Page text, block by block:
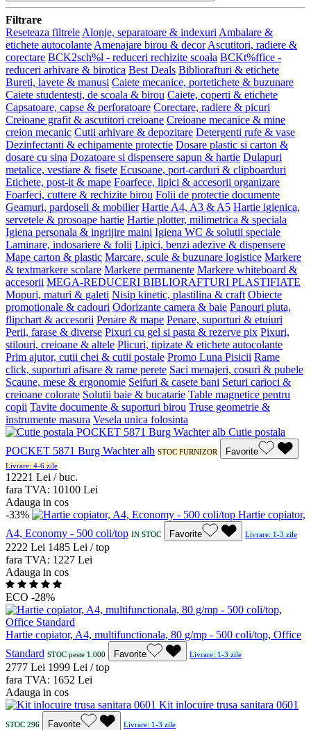
Filtrare
Reseteaza filtrele Alonje, separatoare & indexuri Ambalare &
etichete autocolante Amenajare birou & decor Ascutitori, radiere &
corectare BCK2sch%l - reduceri rechizite scoala BCKt%ffice -
reduceri arhivare & birotica Best Deals Bibliorafturi & etichete
Bureti, lavete & manusi Caiete mecanice, portetichete & buzunare
Caiete studentesti, de scoala & birou Caiete, coperti & etichete
Capsatoare, capse & perforatoare Corectare, radiere & picuri
Creioane grafit & ascutitori creioane Creioane mecanice & mine
creion mecanic Cutii arhivare & depozitare Detergenti rufe & vase
Dezinfectanti & echipamente protectie Dosare plastic si carton &
dosare cu sina Dozatoare si dispensere sapun & hartie Dulapuri
metalice, vestiare & fisete Ecusoane, port-carduri & clipboarduri
Etichete, post-it & mape Foarfece, lipici & accesorii organizare
Foarfeci, cuttere & rechizite birou Folii de protectie documente
Geamuri, pardoseli & mobilier Hartie A4, A3 & A5 Hartie igienica,
servetele & prosoape hartie Hartie plotter, milimetrica & speciala
Igiena personala & ingrijire maini Igiena WC & solutii speciale
Laminare, indosariere & folii Lipici, benzi adezive & dispensere
Mape carton & plastic Marcare, scule & buzunare logistice Markere
& textmarkere scolare Markere permanente Markere whiteboard &
accesorii MEGA-REDUCERI BIBLIORAFTURI PLASTIFIATE
Mopuri, maturi & galeti Nisip kinetic, plastilina & craft Obiecte
promotionale & cadouri Odorizante camera & baie Panouri pluta,
flipchart & accesorii Penare & mape Penare, suporturi & etuiuri
Perii, farase & diverse Pixuri cu gel si pasta & rezerve pix Pixuri,
stilouri, creioane & altele Plicuri, tipizate & etichete autocolante
Prim ajutor, cutii chei & cutii postale Promo Luna Pisicii Rame
click, suporturi afisare & rame perete Saci menajeri, cosuri & pubele
Scaune, mese & ergonomie Seifuri & casete bani Seturi carioci &
creioane colorate Solutii baie & bucatarie Table magnetice pentru
copii Tavite documente & suporturi birou Truse geometrie &
instrumente masura Vesela unica folosinta
Cutie postala
POCKET 5871 Burg Wachter alb STOC FURNIZOR Favorite
Livrare: 4-6 zile
12221 Lei / buc.
fara TVA: 10100 Lei
Adauga in cos
-33%
Hartie copiator,
A4, Economy - 500 coli/top IN STOC Favorite Livrare: 1-3 zile
2222 Lei 1485 Lei / top
fara TVA: 1227 Lei
Adauga in cos
ECO -28%
Hartie copiator, A4, multifunctionala, 80 g/mp - 500 coli/top, Office
Standard STOC peste 1.000 Favorite Livrare: 1-3 zile
2777 Lei 1999 Lei / top
fara TVA: 1652 Lei
Adauga in cos
Kit inlocuire trusa sanitara 0601
STOC 296 Favorite Livrare: 1-3 zile